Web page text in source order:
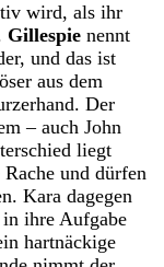
wird, als ihr
Gillespie nennt
und das ist
aus dem
Der
– auch John
liegt
und dürfen
Kara dagegen
ihre Aufgabe
hartnäckige